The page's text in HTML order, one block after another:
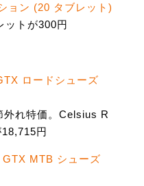
ョン (20 タブレット)
ットが300円
ロードシューズ
外れ特価。Celsius R
円
MTB シューズ